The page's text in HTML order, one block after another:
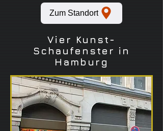
Zum Standort
Vier Kunst-
Schaufenster in
Hamburg